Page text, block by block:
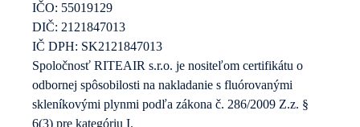
IČO: 55019129
DIČ: 2121847013
IČ DPH: SK2121847013
Spoločnosť RITEAIR s.r.o. je nositeľom certifikátu o
odbornej spôsobilosti na nakladanie s fluórovanými
skleníkovými plynmi podľa zákona č. 286/2009 Z.z. §
6(3) pre kategóriu I.